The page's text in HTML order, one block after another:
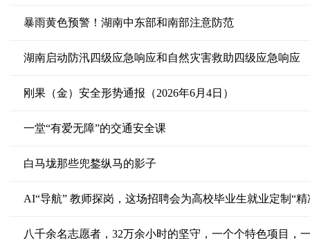
暴雨黄色预警！湖南中东部和南部注意防范
湖南启动防汛四级应急响应和自然灾害救助四级应急响应
刚果（金）安全形势通报（2026年6月4日）
一堂“有爱无障”的交通安全课
白马垅那些兜鍪纵马的影子
AI“导航” 教师探岗，这场招聘会为高校毕业生就业定制“精